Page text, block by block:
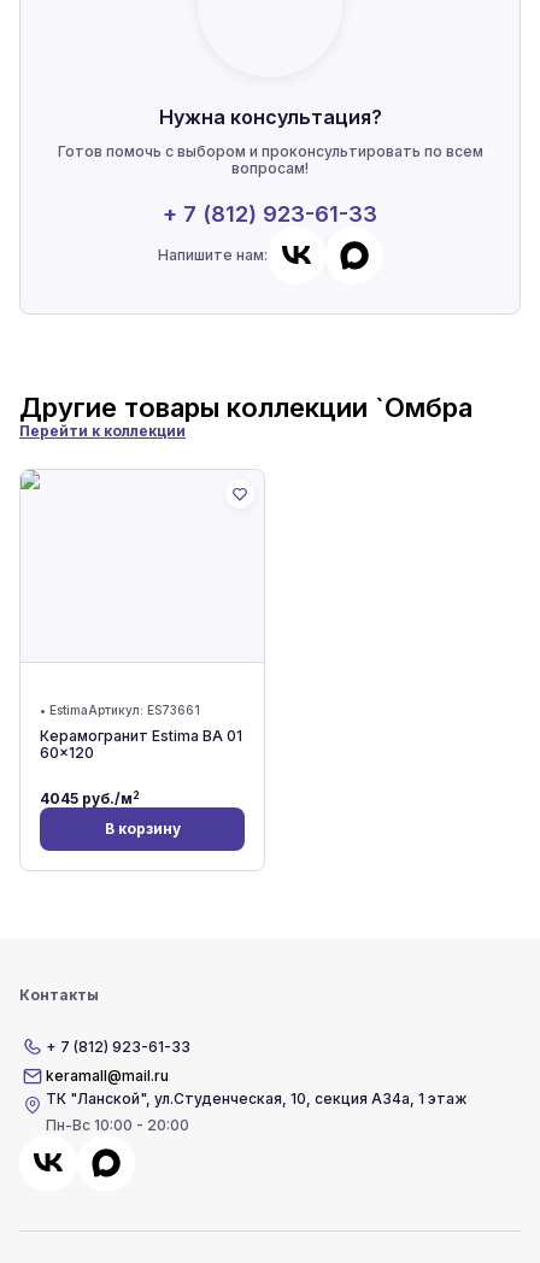
Нужна консультация?
Готов помочь с выбором и проконсультировать по всем
вопросам!
+ 7 (812) 923-61-33
Напишите нам:
Другие товары коллекции `Омбра
Перейти к коллекции
• EstimaАртикул: ES73661
Керамогранит Estima BA 01
60x120
4045 руб./м2
В корзину
Контакты
+ 7 (812) 923-61-33
keramall@mail.ru
ТК "Ланской",ул.Студенческая, 10, секция А34а, 1 этаж
Пн-Вс 10:00 - 20:00